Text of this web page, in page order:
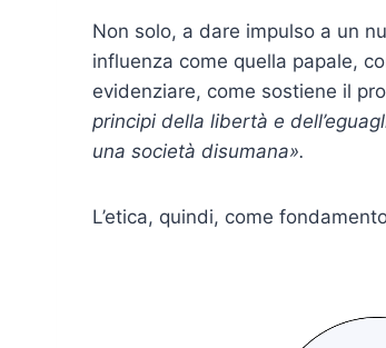
Non solo, a dare impulso a un
influenza come quella papale,
evidenziare, come sostiene il
principi della libertà e
una società disumana».
L’etica, quindi, come